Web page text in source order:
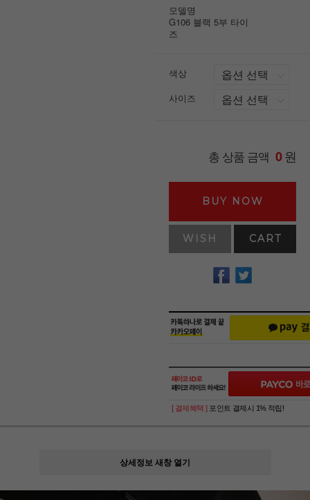
모델명
G106 블랙 5부 타이
즈
색상
사이즈
총 상품 금액 0원
BUY NOW
WISH CART
[ 결제혜택 ] 포인트 결제시 1% 적립!
상세정보 새창 열기